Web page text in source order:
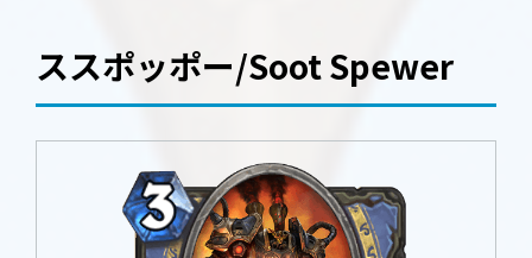
ススポッポー/Soot Spewer